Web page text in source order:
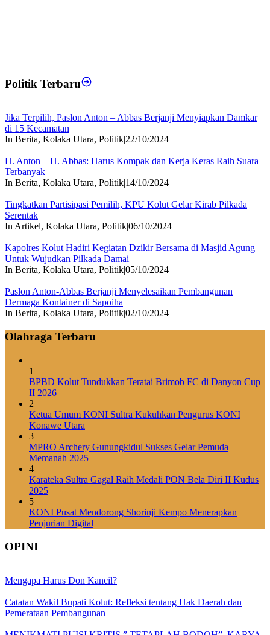
Politik Terbaru
Jika Terpilih, Paslon Anton – Abbas Berjanji Menyiapkan Damkar
di 15 Kecamatan
In Berita, Kolaka Utara, Politik|22/10/2024
H. Anton – H. Abbas: Harus Kompak dan Kerja Keras Raih Suara
Terbanyak
In Berita, Kolaka Utara, Politik|14/10/2024
Tingkatkan Partisipasi Pemilih, KPU Kolut Gelar Kirab Pilkada
Serentak
In Artikel, Kolaka Utara, Politik|06/10/2024
Kapolres Kolut Hadiri Kegiatan Dzikir Bersama di Masjid Agung
Untuk Wujudkan Pilkada Damai
In Berita, Kolaka Utara, Politik|05/10/2024
Paslon Anton-Abbas Berjanji Menyelesaikan Pembangunan
Dermaga Kontainer di Sapoiha
In Berita, Kolaka Utara, Politik|02/10/2024
Olahraga Terbaru
1
BPBD Kolut Tundukkan Teratai Brimob FC di Danyon Cup
II 2026
2
Ketua Umum KONI Sultra Kukuhkan Pengurus KONI
Konawe Utara
3
MPRO Archery Gunungkidul Sukses Gelar Pemuda
Memanah 2025
4
Karateka Sultra Gagal Raih Medali PON Bela Diri II Kudus
2025
5
KONI Pusat Mendorong Shorinji Kempo Menerapkan
Penjurian Digital
OPINI
Mengapa Harus Don Kancil?
Catatan Wakil Bupati Kolut: Refleksi tentang Hak Daerah dan
Pemerataan Pembangunan